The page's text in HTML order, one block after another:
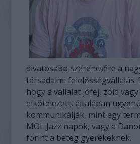
divatosabb szerencsére a
társadalmi felelősségvállalás.
hogy a vállalat jófej, zöld
elkötelezett, általában
kommunikálják, mint egy
MOL Jazz napok, vagy a
forint a beteg gyerekeknek.